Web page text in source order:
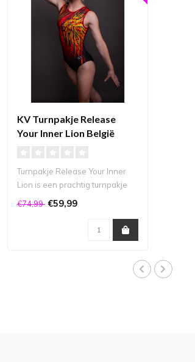
KV Turnpakje Release
Your Inner Lion België
Turnpakje Release Your Inner
Lion is een prachtig turnpakje
met een uniek en ged..
€74,99 €59,99